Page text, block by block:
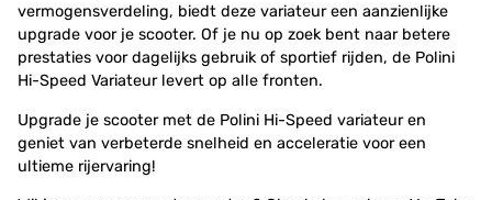
vermogensverdeling, biedt deze variateur een aanzienlijke
upgrade voor je scooter. Of je nu op zoek bent naar betere
prestaties voor dagelijks gebruik of sportief rijden, de Polini
Hi-Speed Variateur levert op alle fronten.
Upgrade je scooter met de Polini Hi-Speed variateur en
geniet van verbeterde snelheid en acceleratie voor een
ultieme rijervaring!